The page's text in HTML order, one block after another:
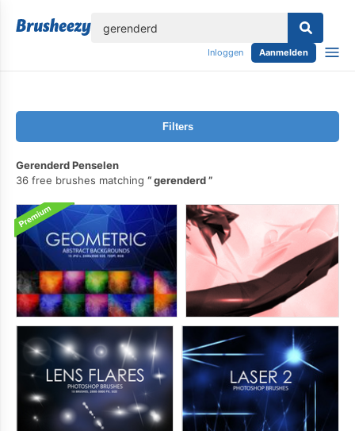
Inloggen Aanmelden
Filters
Gerenderd Penselen
36 free brushes matching
gerenderd